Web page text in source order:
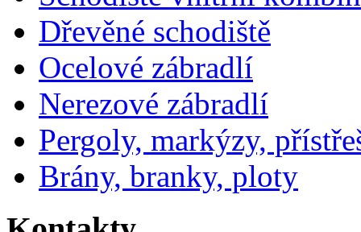
Dřevěné schodiště
Ocelové zábradlí
Nerezové zábradlí
Pergoly, markýzy,
Brány, branky, ploty